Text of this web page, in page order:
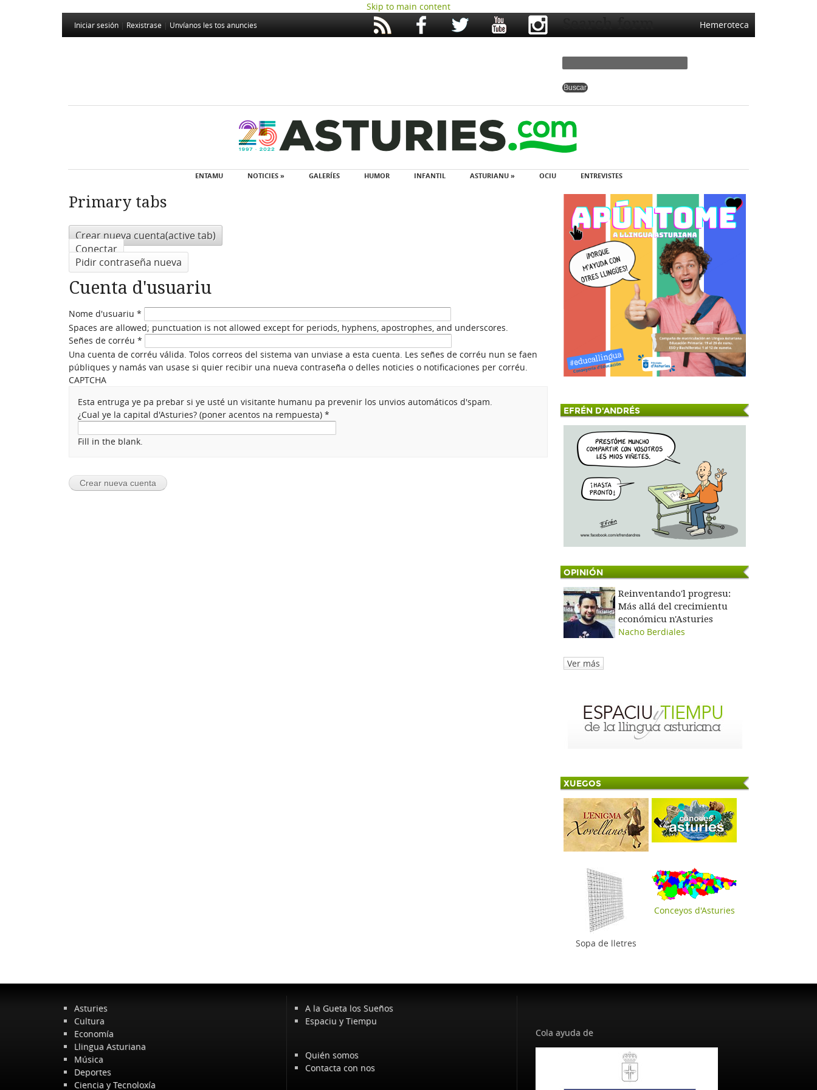
Skip to main content
Iniciar sesión Rexistrase Unvíanos les tos anuncies Hemeroteca
Search form
ENTAMU NOTICIES » GALERÍES HUMOR INFANTIL ASTURIANU » OCIU ENTREVISTES
Primary tabs
Crear nueva cuenta(active tab)
Conectar
Pidir contraseña nueva
Cuenta d'usuariu
Nome d'usuariu *
Spaces are allowed; punctuation is not allowed except for periods, hyphens, apostrophes, and underscores.
Señes de corréu *
Una cuenta de corréu válida. Tolos correos del sistema van unviase a esta cuenta. Les señes de corréu nun se faen
públiques y namás van usase si quier recibir una nueva contraseña o delles noticies o notificaciones per corréu.
CAPTCHA
Esta entruga ye pa prebar si ye usté un visitante humanu pa prevenir los unvios automáticos d'spam.
¿Cual ye la capital d'Asturies? (poner acentos na rempuesta)*
Fill in the blank.
EFRÉN D'ANDRÉS
OPINIÓN
Reinventando'l progresu:
Más allá del crecimientu
económicu n'Asturies
Nacho Berdiales
Ver más
XUEGOS
Sopa de lletres
Conceyos d'Asturies
Asturies
Cultura
Economía
Llingua Asturiana
Música
Deportes
Ciencia y Tecnoloxía
A la Gueta los Sueños
Espaciu y Tiempu
Quién somos
Contacta con nos
Cola ayuda de